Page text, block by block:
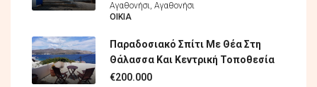
Αγαθονήσι, Αγαθονήσι
ΟΙΚΊΑ
Παραδοσιακό Σπίτι Με Θέα Στη
Θάλασσα Και Κεντρική Τοποθεσία
€200.000